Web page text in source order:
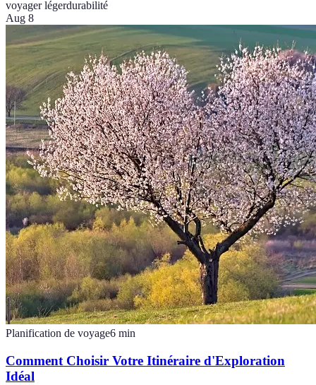
voyager légerdurabilité
Aug 8
Planification de voyage6 min
Comment Choisir Votre Itinéraire d'Exploration
Idéal